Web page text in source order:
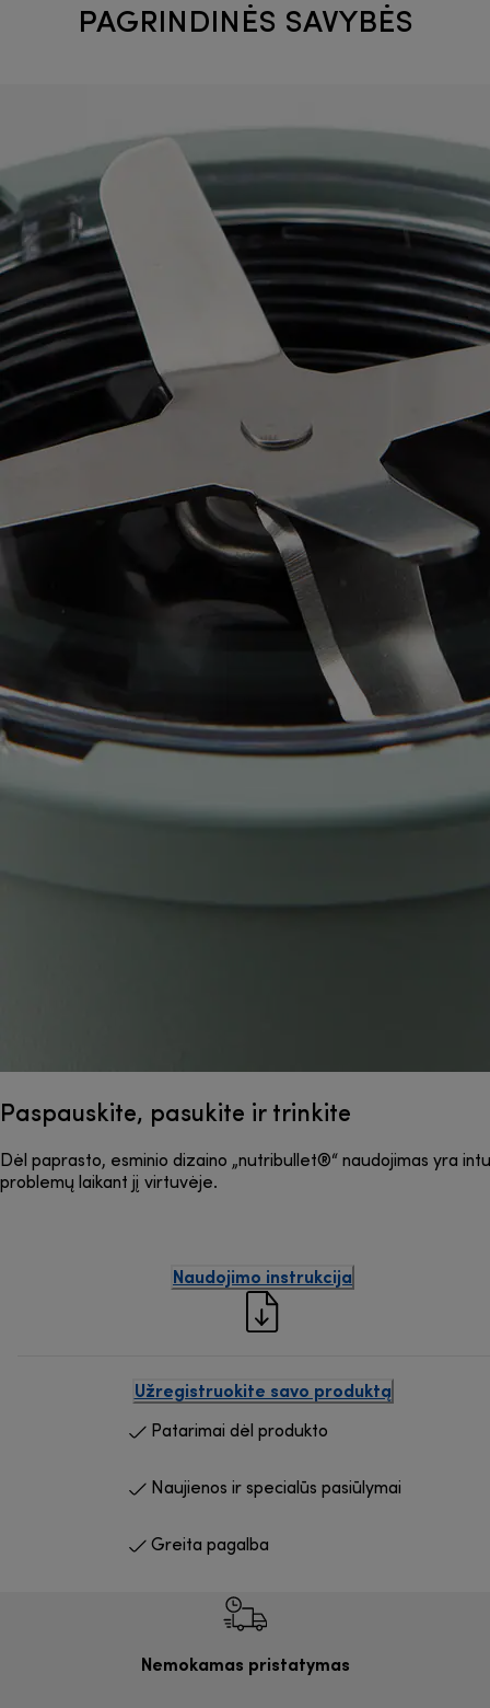
PAGRINDINĖS SAVYBĖS
Paspauskite, pasukite ir trinkite
Dėl paprasto, esminio dizaino „nutribullet®“ naudojimas yra
problemų laikant jį virtuvėje.
Naudojimo instrukcija
Užregistruokite savo produktą
Patarimai dėl produkto
Naujienos ir specialūs pasiūlymai
Greita pagalba
Nemokamas pristatymas